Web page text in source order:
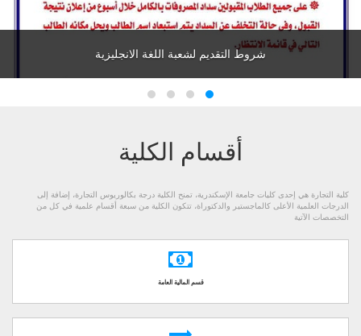
شروط التقديم لشعبة اللغة الفرنسية
أقسام الكلية
كلية التجارة هي إحدى كليات جامعة الإسكندرية، تمنح الكلية درجة بكالوريوس التجارة، إضافة إلى
الدرجات العلمية الأعلى كالماجستير والدكتوراة، تتكون الكلية من سبعة أقسام علمية في كل من
التخصصات الآتية
قسم المالية العامة